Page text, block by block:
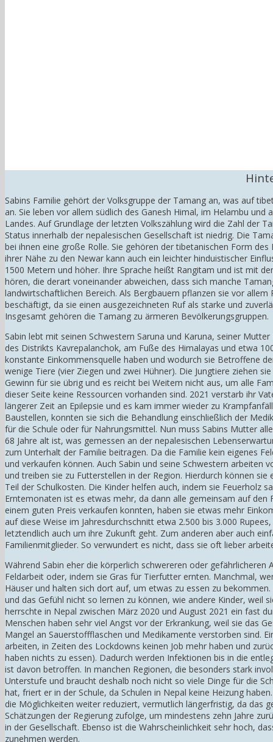
Sabins Familie gehört der Volksgruppe der Tamang an, was auf
an. Sie leben vor allem südlich des Ganesh Himal, im Helambu
Landes. Auf Grundlage der letzten Volkszählung wird die Zahl der
Status innerhalb der nepalesischen Gesellschaft ist niedrig. Die
bei ihnen eine große Rolle. Sie gehören der tibetanischen Form
ihrer Nähe zu den Newar kann auch ein leichter hinduistischer
1500 Metern und höher. Ihre Sprache heißt Rangitam und ist mit
hören, die derart voneinander abweichen, dass sich manche
landwirtschaftlichen Bereich. Als Bergbauern pflanzen sie vor
beschäftigt, da sie einen ausgezeichneten Ruf als starke und
Insgesamt gehören die Tamang zu ärmeren Bevölkerungsgruppen.
Sabin lebt mit seinen Schwestern Saruna und Karuna, seiner
des Distrikts Kavrepalanchok, am Fuße des Himalayas und etwa
konstante Einkommensquelle haben und wodurch sie Betroffene
wenige Tiere (vier Ziegen und zwei Hühner). Die Jungtiere ziehen
Gewinn für sie übrig und es reicht bei Weitem nicht aus, um alle
dieser Seite keine Ressourcen vorhanden sind. 2021 verstarb ihr
längerer Zeit an Epilepsie und es kam immer wieder zu
Baustellen, konnten sie sich die Behandlung einschließlich der
für die Schule oder für Nahrungsmittel. Nun muss Sabins Mutter
68 Jahre alt ist, was gemessen an der nepalesischen
zum Unterhalt der Familie beitragen. Da die Familie kein eigenes
und verkaufen können. Auch Sabin und seine Schwestern arbeiten
und treiben sie zu Futterstellen in der Region. Hierdurch können
Teil der Schulkosten. Die Kinder helfen auch, indem sie Feuerholz
Erntemonaten ist es etwas mehr, da dann alle gemeinsam auf
einem guten Preis verkaufen konnten, haben sie etwas mehr
auf diese Weise im Jahresdurchschnitt etwa 2.500 bis 3.000
letztendlich auch um ihre Zukunft geht. Zum anderen aber auch
Familienmitglieder. So verwundert es nicht, dass sie oft lieber
Während Sabin eher die körperlich schwereren oder
Feldarbeit oder, indem sie Gras für Tierfutter ernten. Manchmal,
Häuser und halten sich dort auf, um etwas zu essen zu
und das Gefühl nicht so lernen zu können, wie andere Kinder, weil
herrschte in Nepal zwischen März 2020 und August 2021 ein fast
Menschen haben sehr viel Angst vor der Erkrankung, weil sie das
Mangel an Sauerstoffflaschen und Medikamente verstorben sind.
arbeiten, in Zeiten des Lockdowns keinen Job mehr haben und
haben nichts zu essen). Dadurch werden Infektionen bis in die
ist davon betroffen. In manchen Regionen, die besonders stark
Unterstufe und braucht deshalb noch nicht so viele Dinge für die
hat, friert er in der Schule, da Schulen in Nepal keine Heizung
die Möglichkeiten weiter reduziert, vermutlich längerfristig, da das
Schätzungen der Regierung zufolge, um mindestens zehn Jahre
in der Gesellschaft. Ebenso ist die Wahrscheinlichkeit sehr hoch,
zunehmen werden.